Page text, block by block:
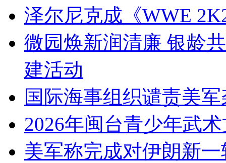
泽尔尼克成《WWE
微园焕新润清廉 银龄
建活动
国际海事组织谴责美
2026年闽台青少年武
美军称完成对伊朗新